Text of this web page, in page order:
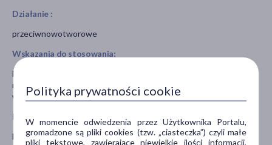
Działanie :
przeciwnowotworowe
Wskazania do stosowania:
Leczenie przewlekłej białaczki szpikowej. Leczenie samoistnej
nadpłytkowości lub czerwienicy prawdziwej z dużym ryzykiem
wystąpienia powikłań zakrzepowo-zatorowych.
Dawkowanie:
Doustnie. Leczenie powinno być prowadzone przez lekarza z
Polityka prywatności cookie
W momencie odwiedzenia przez Użytkownika Portalu,
gromadzone są pliki cookies (tzw. „ciasteczka”) czyli małe
pliki tekstowe, zawierające niewielkie ilości informacji,